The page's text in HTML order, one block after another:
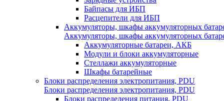
Байпасы для ИБП
Расцепители для ИБП
Аккумуляторы, шкафы аккумуляторных
Аккумуляторы, шкафы аккумуляторных
Аккумуляторные батареи, АКБ
Модули и блоки аккумуляторные
Стеллажи аккумуляторные
Шкафы батарейные
Блоки распределения электропитания, PDU
Блоки распределения электропитания, PDU
Блоки распределения питания, PDU